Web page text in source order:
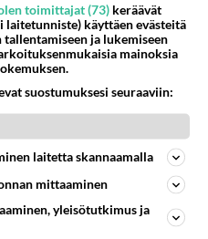
Vastattu 4kk
eri naisten alapäät
kuin eri
17 1440
Vastattu 4kk
toimittajat (73) keräävät
käyttäen evästeitä
ja lukemiseen
mainoksia
suostumuksesi seuraaviin:
laitetta skannaamalla
mittaaminen
yleisötutkimus ja